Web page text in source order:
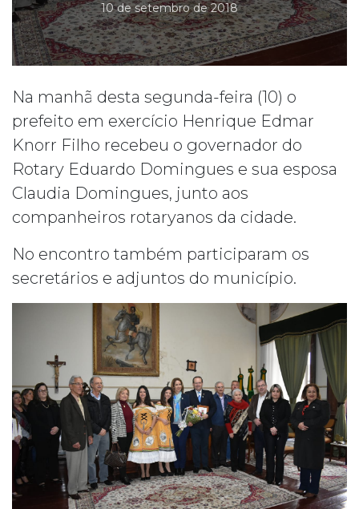
10 de setembro de 2018
Na manhã desta segunda-feira (10) o
prefeito em exercício Henrique Edmar
Knorr Filho recebeu o governador do
Rotary Eduardo Domingues e sua esposa
Claudia Domingues, junto aos
companheiros rotaryanos da cidade.
No encontro também participaram os
secretários e adjuntos do município.